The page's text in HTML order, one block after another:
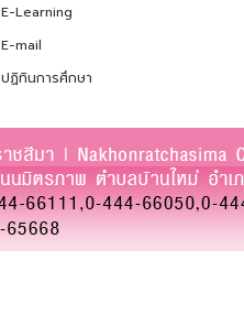
E-Learning
E-mail
ปฏิทินการศึกษา